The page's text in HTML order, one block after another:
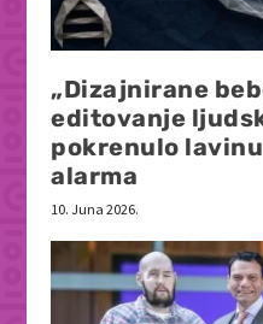
„Dizajnirane
editovanje
pokrenulo
alarma
10. Juna 2026.